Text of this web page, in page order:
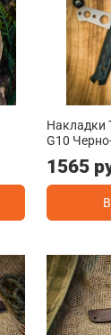
Накладки
G10
1565